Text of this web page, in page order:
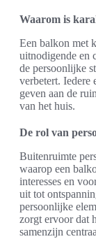
Waarom is
Een balkon met
uitnodigende en
de persoonlijke
verbetert. Iedere
geven aan de
van het huis.
De rol van
Buitenruimte
waarop een
interesses en
uit tot
persoonlijke
zorgt ervoor dat
samenzijn